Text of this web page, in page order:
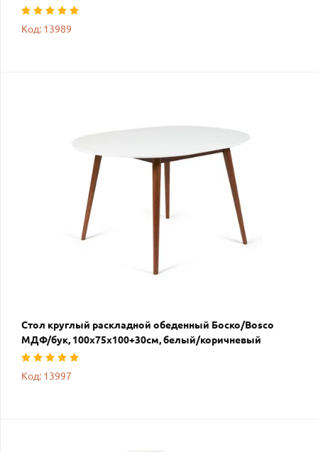
Код: 13989
Стол круглый раскладной обеденный Боско/Вosco
МДФ/бук, 100х75х100+30см, белый/коричневый
Код: 13997